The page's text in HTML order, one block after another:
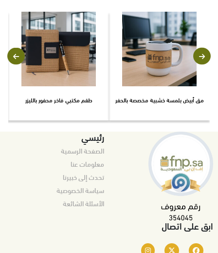
مق أبيض بلمسة خشبية مخصصة بالحفر طقم مكتبي فاخر محفور بالليزر
رئيسي
الصفحة الرسمية
معلومات عنا
تحدث إلى خبيرنا
سياسة الخصوصية
الأسئلة الشائعة
ابق على اتصال